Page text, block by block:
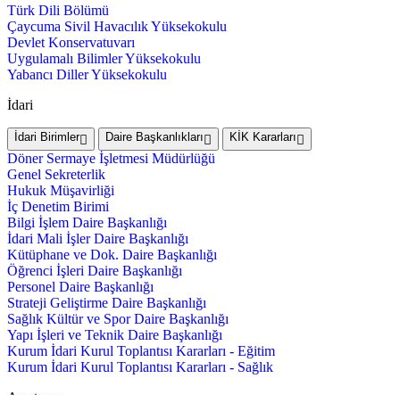
Türk Dili Bölümü
Çaycuma Sivil Havacılık Yüksekokulu
Devlet Konservatuvarı
Uygulamalı Bilimler Yüksekokulu
Yabancı Diller Yüksekokulu
İdari
İdari Birimler Daire Başkanlıkları KİK Kararları
Döner Sermaye İşletmesi Müdürlüğü
Genel Sekreterlik
Hukuk Müşavirliği
İç Denetim Birimi
Bilgi İşlem Daire Başkanlığı
İdari Mali İşler Daire Başkanlığı
Kütüphane ve Dok. Daire Başkanlığı
Öğrenci İşleri Daire Başkanlığı
Personel Daire Başkanlığı
Strateji Geliştirme Daire Başkanlığı
Sağlık Kültür ve Spor Daire Başkanlığı
Yapı İşleri ve Teknik Daire Başkanlığı
Kurum İdari Kurul Toplantısı Kararları - Eğitim
Kurum İdari Kurul Toplantısı Kararları - Sağlık